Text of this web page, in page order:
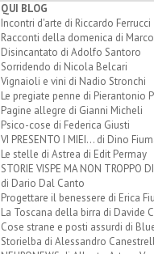
QUI BLOG
Incontri d'arte di Riccardo Ferrucci
Racconti della domenica di
Disincantato di Adolfo Santoro
Sorridendo di Nicola Belcari
Vignaioli e vini di Nadio Stronchi
Le pregiate penne di Pierantonio
Pagine allegre di Gianni Micheli
Psico-cose di Federica Giusti
VI PRESENTO I MIEI... di Dino
Le stelle di Astrea di Edit Permay
STORIE VISPE MA NON TROPPO
di Dario Dal Canto
Progettare il benessere di Erica
La Toscana della birra di Davide
Cose strane e posti assurdi di
Storielba di Alessandro